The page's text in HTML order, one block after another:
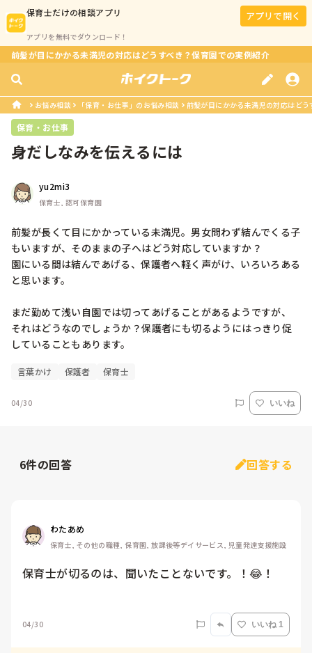
保育士だけの相談アプリ
アプリを無料でダウンロード！
アプリで開く
前髪が目にかかる未満児の対応はどうすべき？保育園での実例紹介
お悩み相談 「保育・お仕事」のお悩み相談 前髪が目にかかる未満児の対応はど
保育・お仕事
身だしなみを伝えるには
yu2mi3
保育士, 認可保育園
前髪が長くて目にかかっている未満児。男女問わず結んでくる子
もいますが、そのままの子へはどう対応していますか？
園にいる間は結んであげる、保護者へ軽く声がけ、いろいろある
と思います。
まだ勤めて浅い自園では切ってあげることがあるようですが、
それはどうなのでしょうか？保護者にも切るようにはっきり促
していることもあります。
言葉かけ 保護者 保育士
04/30 いいね
6件の回答 回答する
わたあめ
保育士, その他の職種, 保育園, 放課後等デイサービス, 児童発達支援施設
保育士が切るのは、聞いたことないです。！😂！
04/30 いいね 1